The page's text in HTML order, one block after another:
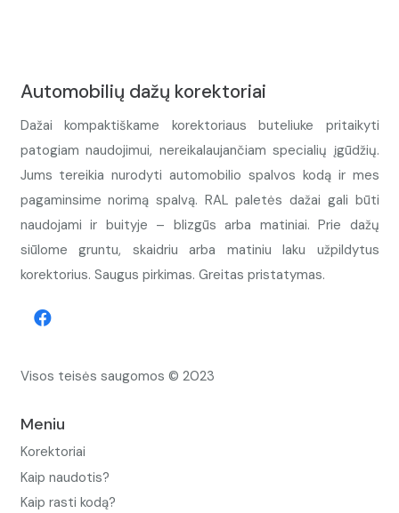
Automobilių dažų korektoriai
Dažai kompaktiškame korektoriaus buteliuke pritaikyti
patogiam naudojimui, nereikalaujančiam specialių įgūdžių.
Jums tereikia nurodyti automobilio spalvos kodą ir mes
pagaminsime norimą spalvą. RAL paletės dažai gali būti
naudojami ir buityje – blizgūs arba matiniai. Prie dažų
siūlome gruntu, skaidriu arba matiniu laku užpildytus
korektorius. Saugus pirkimas. Greitas pristatymas.
Visos teisės saugomos © 2023
Meniu
Korektoriai
Kaip naudotis?
Kaip rasti kodą?